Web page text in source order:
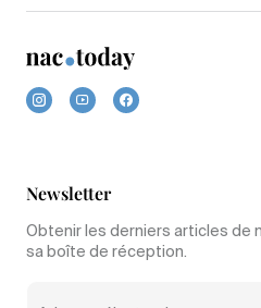
Newsletter
Obtenir les derniers articles de
sa boîte de réception.